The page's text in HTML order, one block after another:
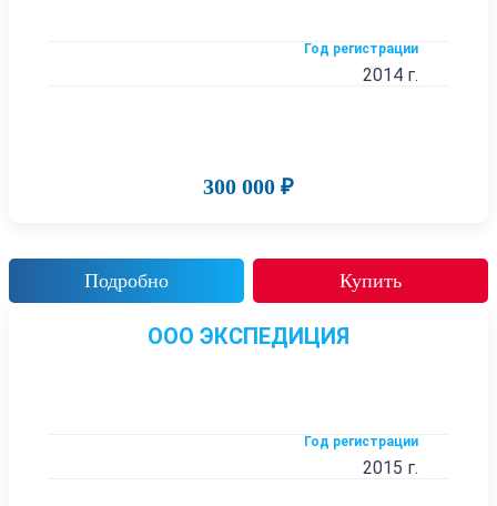
Год регистрации
2014 г.
300 000 ₽
Подробно Купить
ООО ЭКСПЕДИЦИЯ
Год регистрации
2015 г.